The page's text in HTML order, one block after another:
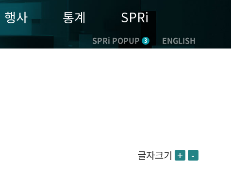
행사 통계 SPRi
SPRi POPUP 3 ENGLISH
글자크기 + -